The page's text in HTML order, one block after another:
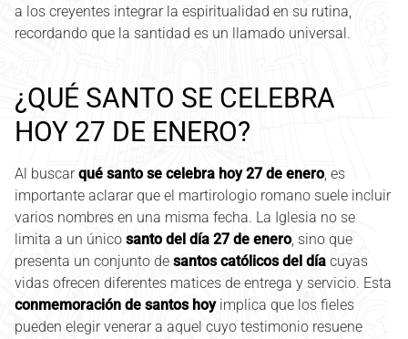
a los creyentes integrar la espiritualidad en su rutina,
recordando que la santidad es un llamado universal.
¿QUÉ SANTO SE CELEBRA
HOY 27 DE ENERO?
Al buscarqué santo se celebra hoy 27 de enero, es
importante aclarar que el martirologio romano suele incluir
varios nombres en una misma fecha. La Iglesia no se
limita a un único santo del día 27 de enero, sino que
presenta un conjunto de santos católicos del día cuyas
vidas ofrecen diferentes matices de entrega y servicio. Esta
conmemoración de santos hoyimplica que los fieles
pueden elegir venerar a aquel cuyo testimonio resuene